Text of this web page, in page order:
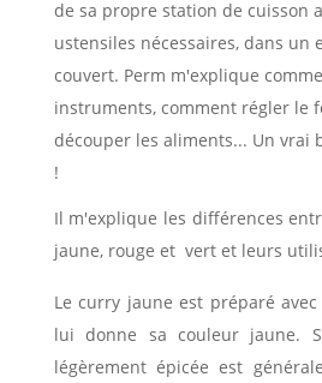
de sa propre station de cuisson
ustensiles nécessaires, dans un
couvert. Perm m'explique
instruments, comment régler le
découper les aliments... Un vrai
!
Il m'explique les différences
jaune, rouge et vert et leurs
Le curry jaune est préparé
lui donne sa couleur jaune.
légèrement épicée est